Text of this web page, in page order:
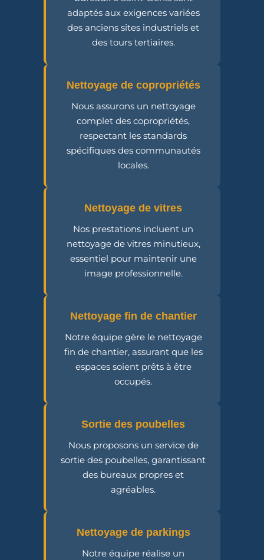
adaptés aux exigences variées
des anciens sites industriels et
des tours tertiaires.
Nettoyage de copropriétés
Nous assurons un nettoyage
complet des copropriétés,
respectant les standards
spécifiques des communautés
locales.
Nettoyage de vitres
Nos prestations incluent un
nettoyage de vitres minutieux,
essentiel pour maintenir une
image professionnelle.
Nettoyage fin de chantier
Notre équipe gère le nettoyage
fin de chantier, assurant que les
espaces soient prêts à être
occupés.
Sortie des poubelles
Nous proposons un service de
sortie des poubelles, garantissant
des bureaux propres et
agréables.
Nettoyage de parkings
Notre équipe réalise un